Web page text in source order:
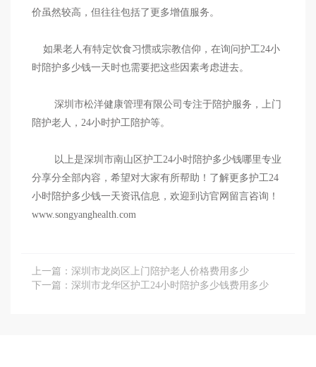
价虽然较高，但往往包括了更多增值服务。
如果老人有特定饮食习惯或宗教信仰，在询问护工24小
时陪护多少钱一天时也需要把这些因素考虑进去。
深圳市松洋健康管理有限公司专注于陪护服务，上门
陪护老人，24小时护工陪护等。
以上是深圳市南山区护工24小时陪护多少钱哪里专业
分享分全部内容，希望对大家有所帮助！了解更多护工24
小时陪护多少钱一天资讯信息，欢迎到访官网留言咨询！
www.songyanghealth.com
上一篇： 深圳市龙岗区上门陪护老人价格费用多少
下一篇： 深圳市龙华区护工24小时陪护多少钱费用多少